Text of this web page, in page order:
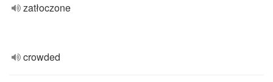
zatłoczone
crowded